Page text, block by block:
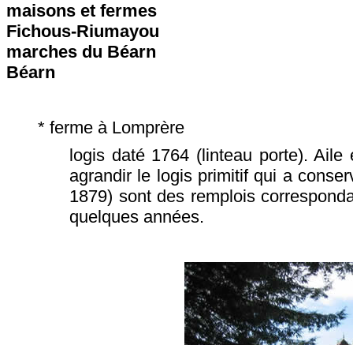
maisons et fermes
Fichous-Riumayou
marches du Béarn
Béarn
* ferme à Lomprère
logis daté 1764 (linteau porte).
agrandir le logis primitif qui a
1879) sont des remplois
quelques années.